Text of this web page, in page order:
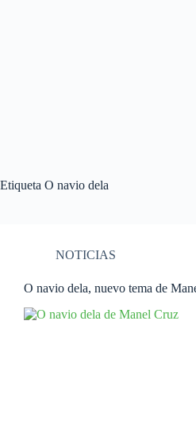
Etiqueta O navio dela
NOTICIAS
O navio dela, nuevo tema de